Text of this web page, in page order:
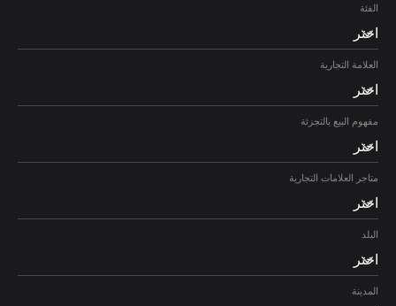
الفئة
اختر
العلامة التجارية
اختر
مفهوم البيع بالتجزئة
اختر
متاجر العلامات التجارية
اختر
البلد
اختر
المدينة